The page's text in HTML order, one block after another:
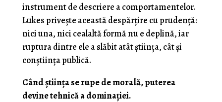
instrument de descriere a comportamentelor.
Lukes privește această despărțire cu prudență:
nici una, nici cealaltă formă nu e deplină, iar
ruptura dintre ele a slăbit atât știința, cât și
conștiința publică.
Când știința se rupe de morală, puterea
devine tehnică a dominației.